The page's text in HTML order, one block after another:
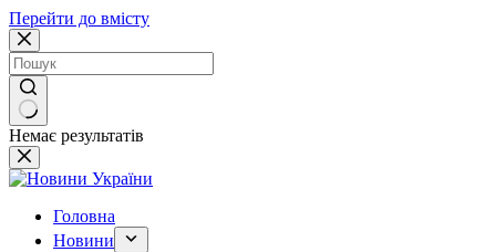
Перейти до вмісту
Немає результатів
Головна
Новини